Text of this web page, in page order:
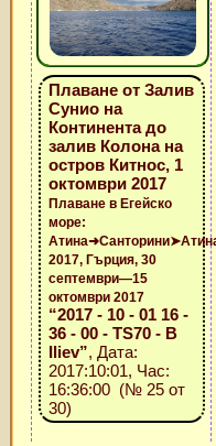
Плаване от Залив
Сунио на
Континента до
залив Колона на
остров Китнос, 1
октомври 2017
Плаване в Егейско
море:
2017, Гърция, 30
септември—15
октомври 2017
“2017 - 10 - 01 16 -
36 - 00 - TS70 - B
Iliev”, Дата:
2017:10:01, Час:
16:36:00 (№ 25 от
30)